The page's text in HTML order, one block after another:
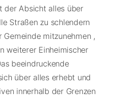
der Absicht alles über
Straßen zu schlendern
mitzunehmen ,
weiterer Einheimischer
beeindruckende
über alles erhebt und
innerhalb der Grenzen